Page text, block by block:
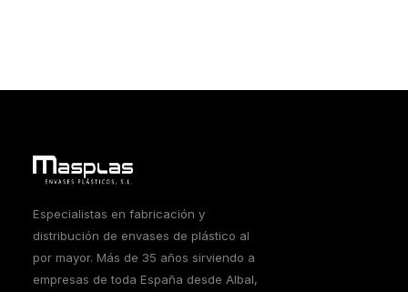
Especialistas en fabricación y
distribución de envases de plástico al
por mayor. Más de 35 años sirviendo a
empresas de toda España desde Albal,